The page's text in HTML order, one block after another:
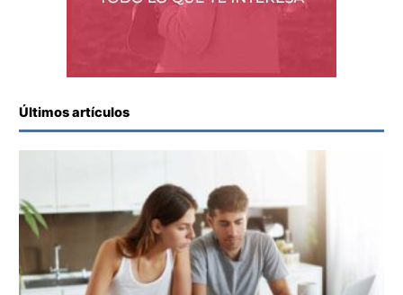
Últimos artículos